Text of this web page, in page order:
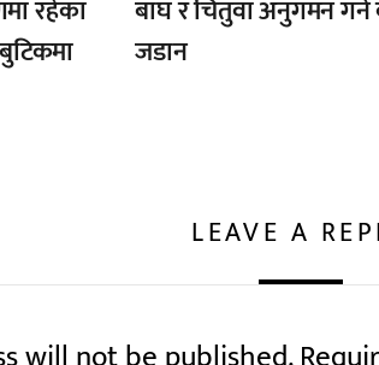
रहेका
बाघ र चितुवा अनुगमन गर्न
जडान
LEAVE A